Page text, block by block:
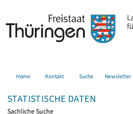
Home Kontakt Suche Newsletter
STATISTISCHE DATEN
Sachliche Suche